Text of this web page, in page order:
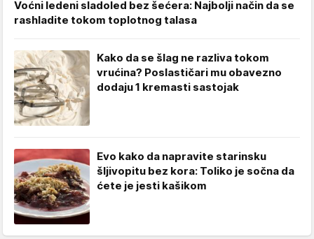
Voćni ledeni sladoled bez šećera: Najbolji način da se
rashladite tokom toplotnog talasa
Kako da se šlag ne razliva tokom
vrućina? Poslastičari mu obavezno
dodaju 1 kremasti sastojak
Evo kako da napravite starinsku
šljivopitu bez kora: Toliko je sočna da
ćete je jesti kašikom